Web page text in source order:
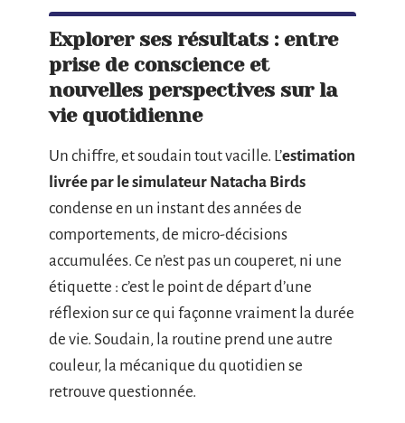
Explorer ses résultats : entre
prise de conscience et
nouvelles perspectives sur la
vie quotidienne
Un chiffre, et soudain tout vacille. L’estimation
livrée par le simulateur Natacha Birds
condense en un instant des années de
comportements, de micro-décisions
accumulées. Ce n’est pas un couperet, ni une
étiquette : c’est le point de départ d’une
réflexion sur ce qui façonne vraiment la durée
de vie. Soudain, la routine prend une autre
couleur, la mécanique du quotidien se
retrouve questionnée.